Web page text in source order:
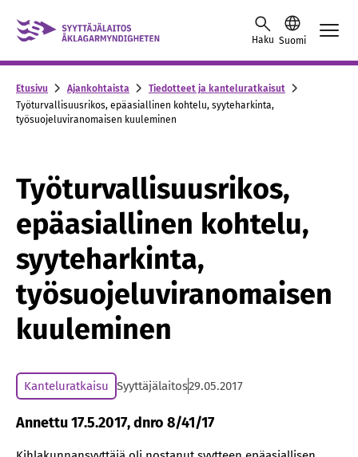
Skip to content -saavutettavuusohje
Haku Suomi
Etusivu Ajankohtaista
Tiedotteet ja kanteluratkaisut
Työturvallisuusrikos, epäasiallinen kohtelu, syyteharkinta,
työsuojeluviranomaisen kuuleminen
Työturvallisuusrikos,
epäasiallinen kohtelu,
syyteharkinta,
työsuojeluviranomaisen
kuuleminen
Kanteluratkaisu Syyttäjälaitos29.05.2017
Annettu 17.5.2017, dnro 8/41/17